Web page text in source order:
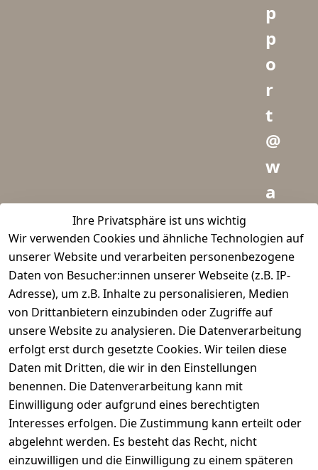
Ihre Privatsphäre ist uns wichtig
Wir verwenden Cookies und ähnliche Technologien auf
unserer Website und verarbeiten personenbezogene
Daten von Besucher:innen unserer Webseite (z.B. IP-
Adresse), um z.B. Inhalte zu personalisieren, Medien
von Drittanbietern einzubinden oder Zugriffe auf
unsere Website zu analysieren. Die Datenverarbeitung
erfolgt erst durch gesetzte Cookies. Wir teilen diese
Daten mit Dritten, die wir in den Einstellungen
benennen. Die Datenverarbeitung kann mit
Einwilligung oder aufgrund eines berechtigten
Interesses erfolgen. Die Zustimmung kann erteilt oder
abgelehnt werden. Es besteht das Recht, nicht
einzuwilligen und die Einwilligung zu einem späteren
p
p
o
r
t
@
w
a
d
m
e
i
s
r.